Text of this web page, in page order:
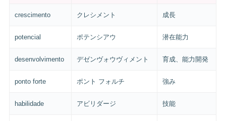
crescimento クレシメント 成長
potencial ポテンシアウ 潜在能力
desenvolvimento デゼンヴォウヴィメント 育成、能力開発
ponto forte ポント フォルチ 強み
habilidade アビリダージ 技能